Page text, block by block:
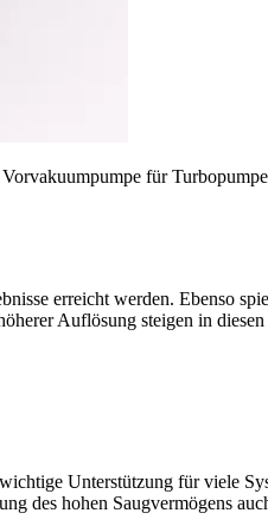
für
erreicht werden. Ebenso
Auflösung steigen in
Unterstützung für viele
des hohen Saugvermögens